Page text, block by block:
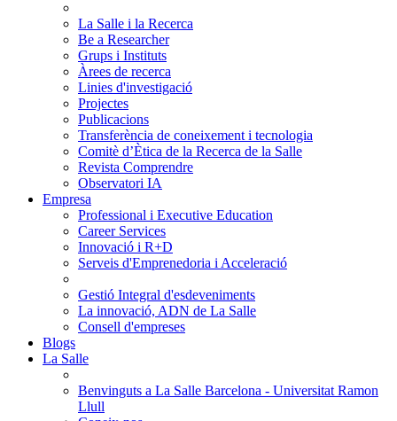
La Salle i la Recerca
Be a Researcher
Grups i Instituts
Àrees de recerca
Linies d'investigació
Projectes
Publicacions
Transferència de coneixement i tecnologia
Comitè d’Ètica de la Recerca de la Salle
Revista Comprendre
Observatori IA
Empresa
Professional i Executive Education
Career Services
Innovació i R+D
Serveis d'Emprenedoria i Acceleració
Gestió Integral d'esdeveniments
La innovació, ADN de La Salle
Consell d'empreses
Blogs
La Salle
Benvinguts a La Salle Barcelona - Universitat Ramon
Llull